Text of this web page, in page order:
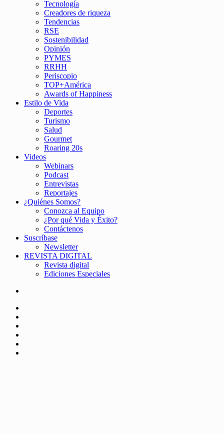
Tecnología
Creadores de riqueza
Tendencias
RSE
Sostenibilidad
Opinión
PYMES
RRHH
Periscopio
TOP+América
Awards of Happiness
Estilo de Vida
Deportes
Turismo
Salud
Gourmet
Roaring 20s
Videos
Webinars
Podcast
Entrevistas
Reportajes
¿Quiénes Somos?
Conozca al Equipo
¿Por qué Vida y Éxito?
Contáctenos
Suscríbase
Newsletter
REVISTA DIGITAL
Revista digital
Ediciones Especiales